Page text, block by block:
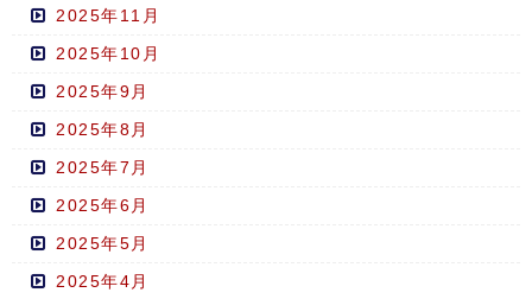
2025年11月
2025年10月
2025年9月
2025年8月
2025年7月
2025年6月
2025年5月
2025年4月